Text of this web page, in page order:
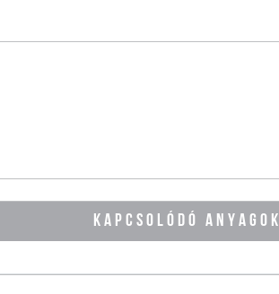
KAPCSOLÓDÓ ANYAGOK